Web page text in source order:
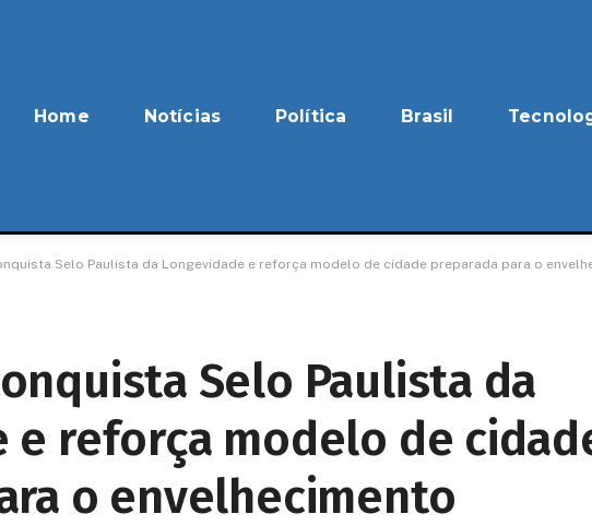
Home Notícias Política Brasil
Selo Paulista da Longevidade e reforça modelo de cidade preparada para o
Selo Paulista da
e reforça modelo de
o envelhecimento